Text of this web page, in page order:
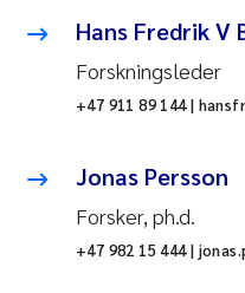
Hans Fredrik V
Forskningsleder
+47 911 89 144 |
Jonas Persson
Forsker, ph.d.
+47 982 15 444 |